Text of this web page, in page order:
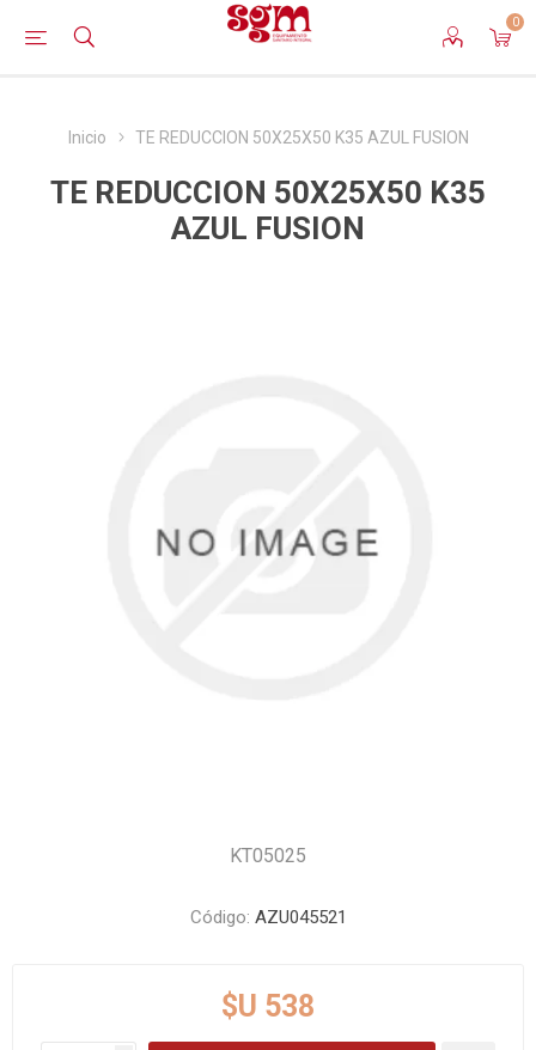
0
Inicio TE REDUCCION 50X25X50 K35 AZUL FUSION
TE REDUCCION 50X25X50 K35
AZUL FUSION
KT05025
Código: AZU045521
$U 538